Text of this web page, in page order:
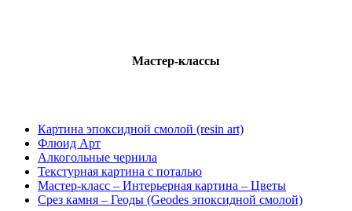
Мастер-классы
Картина эпоксидной смолой (resin art)
Флюид Арт
Алкогольные чернила
Текстурная картина с поталью
Мастер-класс – Интерьерная картина – Цветы
Срез камня – Геоды (Geodes эпоксидной смолой)